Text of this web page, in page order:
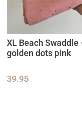
XL Beach Swaddle
golden dots pink
39.95